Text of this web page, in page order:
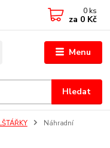
Menu
Hledat
0 ks
za 0 Kč
Náhradní